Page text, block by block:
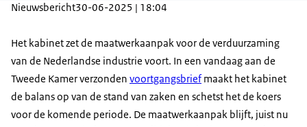
Nieuwsbericht30-06-2025 | 18:04
Het kabinet zet de maatwerkaanpak voor de verduurzaming
van de Nederlandse industrie voort. In een vandaag aan de
Tweede Kamer verzonden voortgangsbriefmaakt het kabinet
de balans op van de stand van zaken en schetst het de koers
voor de komende periode. De maatwerkaanpak blijft, juist nu